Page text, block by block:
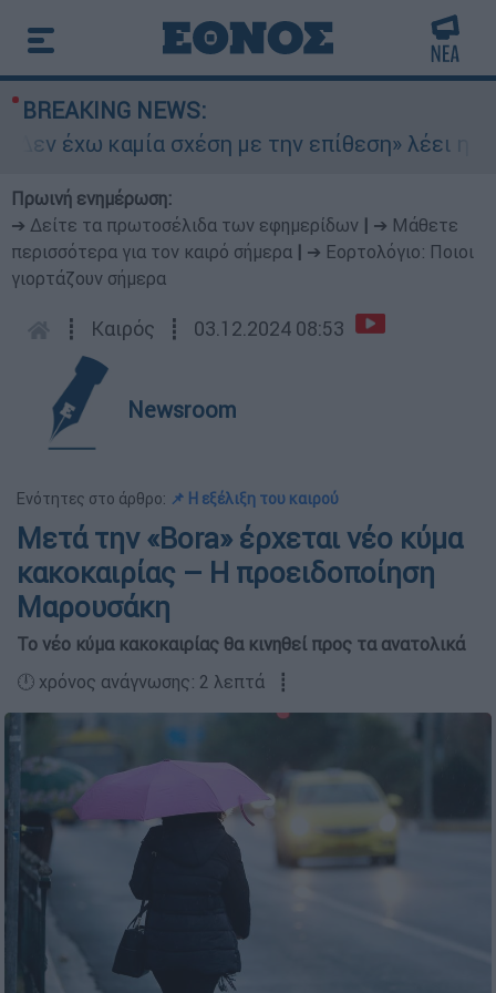
BREAKING NEWS:
έχω καμία σχέση με την επίθεση» λέει η
Πρωινή ενημέρωση:
➔ Δείτε τα πρωτοσέλιδα των εφημερίδων
➔ Μάθετε
περισσότερα για τον καιρό σήμερα
➔ Εορτολόγιο: Ποιοι
γιορτάζουν σήμερα
┋ Καιρός ┋ 03.12.2024 08:53
Newsroom
Ενότητες στο άρθρο: 📌 Η εξέλιξη του καιρού
Μετά την «Bora» έρχεται νέο κύμα
κακοκαιρίας – Η προειδοποίηση
Μαρουσάκη
Το νέο κύμα κακοκαιρίας θα κινηθεί προς τα ανατολικά
🕛 χρόνος ανάγνωσης: 2 λεπτά ┋